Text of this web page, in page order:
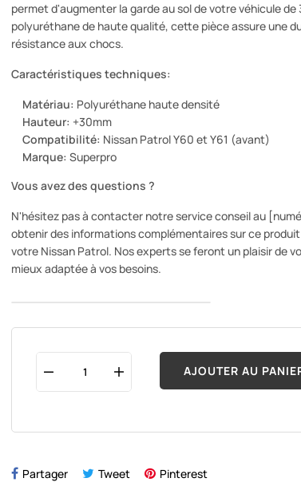
permet d'augmenter la garde au sol de votre véhicule de
polyuréthane de haute qualité, cette pièce assure une
résistance aux chocs.
Caractéristiques techniques:
Matériau: Polyuréthane haute densité
Hauteur: +30mm
Compatibilité: Nissan Patrol Y60 et Y61 (avant)
Marque: Superpro
Vous avez des questions ?
N'hésitez pas à contacter notre service conseil au
obtenir des informations complémentaires sur ce
votre Nissan Patrol. Nos experts se feront un plaisir de
mieux adaptée à vos besoins.
AJOUTER AU
Partager Tweet Pinterest